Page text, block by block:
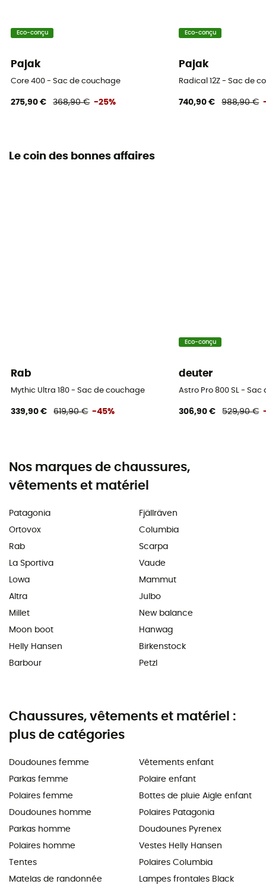
5°C
Température extrême
-15°C
Poids du rembourrage
Eco-conçu
Pajak
Core 400 - Sac de couchage
275,90 € 368,90 € -25%
Eco-conçu
Pajak
Radical 12Z - Sac de
740,90 € 988,90 €
Le coin des bonnes affaires
Rab
Mythic Ultra 180 - Sac de couchage
339,90 € 619,90 € -45%
Eco-conçu
deuter
Astro Pro 800 SL -
306,90 € 529,90 €
Nos marques de chaussures,
vêtements et matériel
Patagonia
Ortovox
Rab
La Sportiva
Lowa
Altra
Millet
Moon boot
Helly Hansen
Barbour
Fjällräven
Columbia
Scarpa
Vaude
Mammut
Julbo
New balance
Hanwag
Birkenstock
Petzl
Chaussures, vêtements et matériel :
plus de catégories
Doudounes femme
Parkas femme
Polaires femme
Doudounes homme
Parkas homme
Polaires homme
Tentes
Matelas de randonnée
Vêtements enfant
Polaire enfant
Bottes de pluie Aigle enfant
Polaires Patagonia
Doudounes Pyrenex
Vestes Helly Hansen
Polaires Columbia
Lampes frontales Black